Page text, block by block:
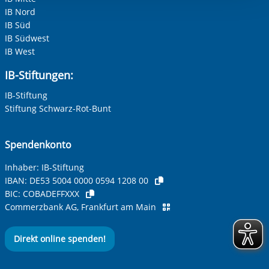
IB Nord
IB Süd
IB Südwest
IB West
IB-Stiftungen:
IB-Stiftung
Stiftung Schwarz-Rot-Bunt
Spendenkonto
Inhaber: IB-Stiftung
IBAN: DE53 5004 0000 0594 1208 00
BIC: COBADEFFXXX
Commerzbank AG, Frankfurt am Main
Direkt online spenden!